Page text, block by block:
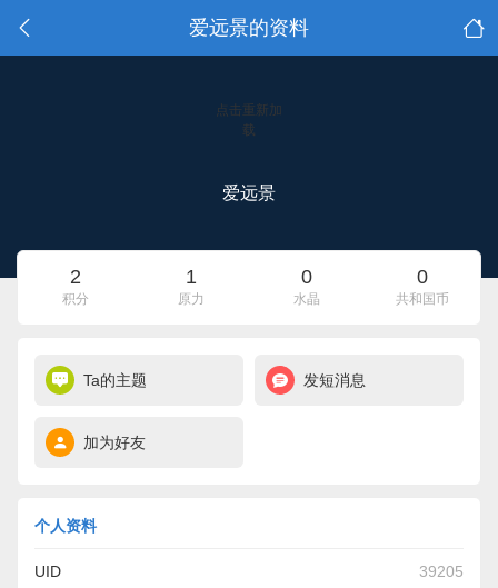
爱远景的资料
点击重新加
载
爱远景
2
积分
1
原力
0
水晶
0
共和国币
Ta的主题 发短消息
加为好友
个人资料
UID 39205